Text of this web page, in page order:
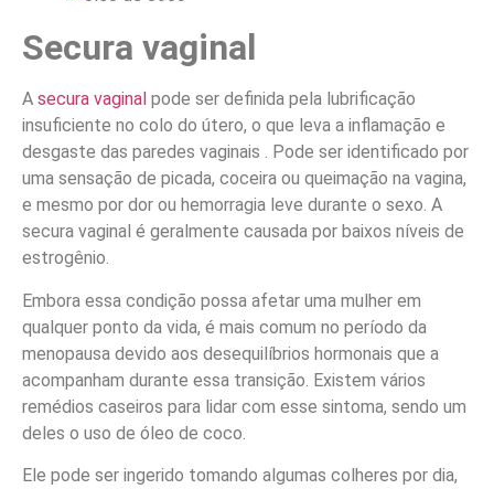
Secura vaginal
A secura vaginal pode ser definida pela lubrificação
insuficiente no colo do útero, o que leva a inflamação e
desgaste das paredes vaginais . Pode ser identificado por
uma sensação de picada, coceira ou queimação na vagina,
e mesmo por dor ou hemorragia leve durante o sexo. A
secura vaginal é geralmente causada por baixos níveis de
estrogênio.
Embora essa condição possa afetar uma mulher em
qualquer ponto da vida, é mais comum no período da
menopausa devido aos desequilíbrios hormonais que a
acompanham durante essa transição. Existem vários
remédios caseiros para lidar com esse sintoma, sendo um
deles o uso de óleo de coco.
Ele pode ser ingerido tomando algumas colheres por dia,